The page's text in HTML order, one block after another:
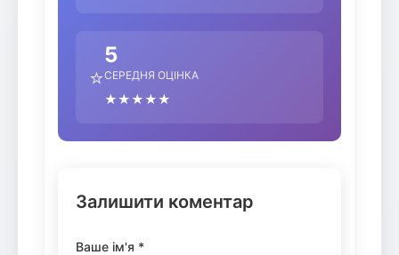
⭐
5
СЕРЕДНЯ ОЦІНКА
★★★★★
Залишити коментар
Ваше ім'я *